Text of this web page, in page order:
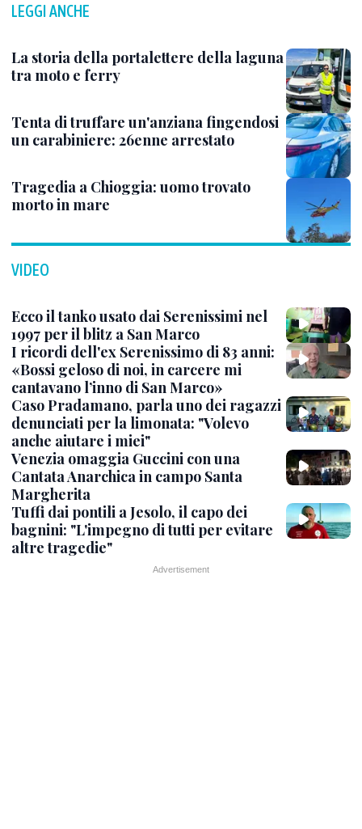
LEGGI ANCHE
La storia della portalettere della laguna
tra moto e ferry
Tenta di truffare un'anziana fingendosi
un carabiniere: 26enne arrestato
Tragedia a Chioggia: uomo trovato
morto in mare
VIDEO
Ecco il tanko usato dai Serenissimi nel
1997 per il blitz a San Marco
I ricordi dell'ex Serenissimo di 83 anni:
«Bossi geloso di noi, in carcere mi
cantavano l’inno di San Marco»
Caso Pradamano, parla uno dei ragazzi
denunciati per la limonata: "Volevo
anche aiutare i miei"
Venezia omaggia Guccini con una
Cantata Anarchica in campo Santa
Margherita
Tuffi dai pontili a Jesolo, il capo dei
bagnini: "L'impegno di tutti per evitare
altre tragedie"